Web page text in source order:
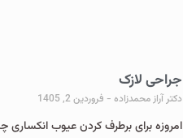
جراحی لازک
دکتر آراز محمدزاده فروردین 2, 1405
امروزه برای برطرف کردن عیوب انکساری